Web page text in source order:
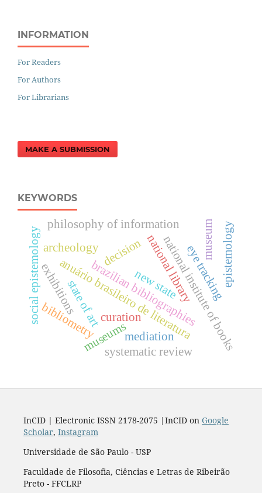
INFORMATION
For Readers
For Authors
For Librarians
MAKE A SUBMISSION
KEYWORDS
anuário brasileiro de literatura
brazilian bibliographies
new state
national library
national institute of books
curation
exhibitions
museumssystematic review
social epistemology
philosophy of information
bibliometry
eye tracking
decision epistemology
mediation
museum
archeology
state of art
InCID | Electronic ISSN 2178-2075 |InCID on Google
Scholar, Instagram
Universidade de São Paulo - USP
Faculdade de Filosofia, Ciências e Letras de Ribeirão
Preto - FFCLRP